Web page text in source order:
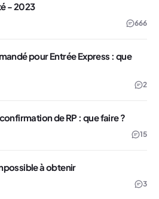
- 2023
666
pour Entrée Express : que
2
de RP : que faire ?
15
à obtenir
3